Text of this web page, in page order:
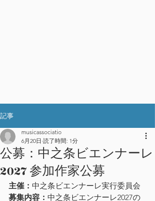
記事
公募：中之条ビエンナーレ
2027 参加作家公募
musicassociatio
6月20日 読了時間: 1分
主催： 中之条ビエンナーレ実行委員会
募集内容： 中之条ビエンナーレ2027の